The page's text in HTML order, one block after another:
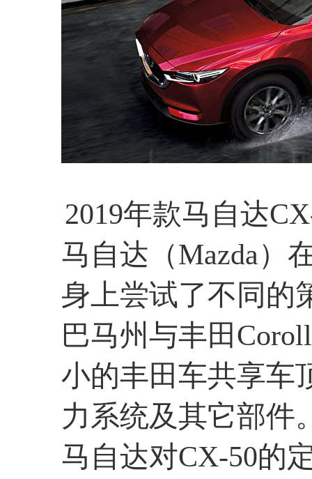
2019年款马自达
马自达（Mazda）
身上尝试了不同的
巴马州与丰田
小的丰田车共享车
力系统及其它部件
马自达对CX-50的